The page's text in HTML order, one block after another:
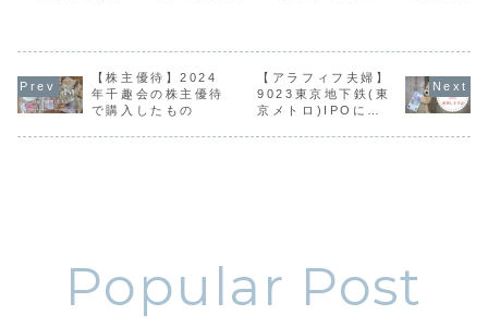
以上作り続けてい
ます。
っています。健康
年以上作り続けて
います。
使っています。健
20年以上作り続け
ています。
す。健康と
り続けてい
【株主優待】2024
年千趣会の株主優待
で購入したもの
【アラフィフ夫婦】
9023東京地下鉄(東
京メトロ)IPOに参